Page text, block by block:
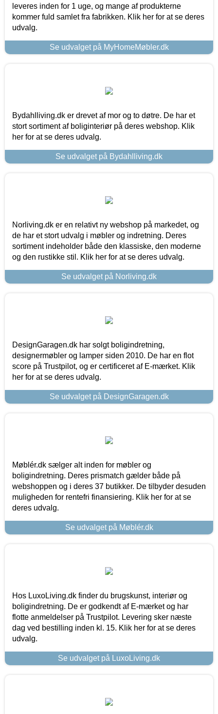
leveres inden for 1 uge, og mange af produkterne
kommer fuld samlet fra fabrikken. Klik her for at se deres
udvalg.
Se udvalget på MyHomeMøbler.dk
Bydahlliving.dk er drevet af mor og to døtre. De har et
stort sortiment af boliginteriør på deres webshop. Klik
her for at se deres udvalg.
Se udvalget på Bydahlliving.dk
Norliving.dk er en relativt ny webshop på markedet, og
de har et stort udvalg i møbler og indretning. Deres
sortiment indeholder både den klassiske, den moderne
og den rustikke stil. Klik her for at se deres udvalg.
Se udvalget på Norliving.dk
DesignGaragen.dk har solgt boligindretning,
designermøbler og lamper siden 2010. De har en flot
score på Trustpilot, og er certificeret af E-mærket. Klik
her for at se deres udvalg.
Se udvalget på DesignGaragen.dk
Møblér.dk sælger alt inden for møbler og
boligindretning. Deres prismatch gælder både på
webshoppen og i deres 37 butikker. De tilbyder desuden
muligheden for rentefri finansiering. Klik her for at se
deres udvalg.
Se udvalget på Møblér.dk
Hos LuxoLiving.dk finder du brugskunst, interiør og
boligindretning. De er godkendt af E-mærket og har
flotte anmeldelser på Trustpilot. Levering sker næste
dag ved bestilling inden kl. 15. Klik her for at se deres
udvalg.
Se udvalget på LuxoLiving.dk